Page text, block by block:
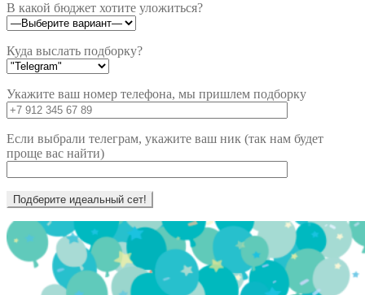
В какой бюджет хотите уложиться?
Куда выслать подборку?
Укажите ваш номер телефона, мы пришлем подборку
Если выбрали телеграм, укажите ваш ник (так нам будет
проще вас найти)
Перейти
к
навигации
Перейти
к
содержимому